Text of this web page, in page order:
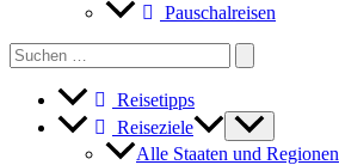
Pauschalreisen
Search
for:
Reisetipps
Reiseziele
Alle Staaten und Regionen